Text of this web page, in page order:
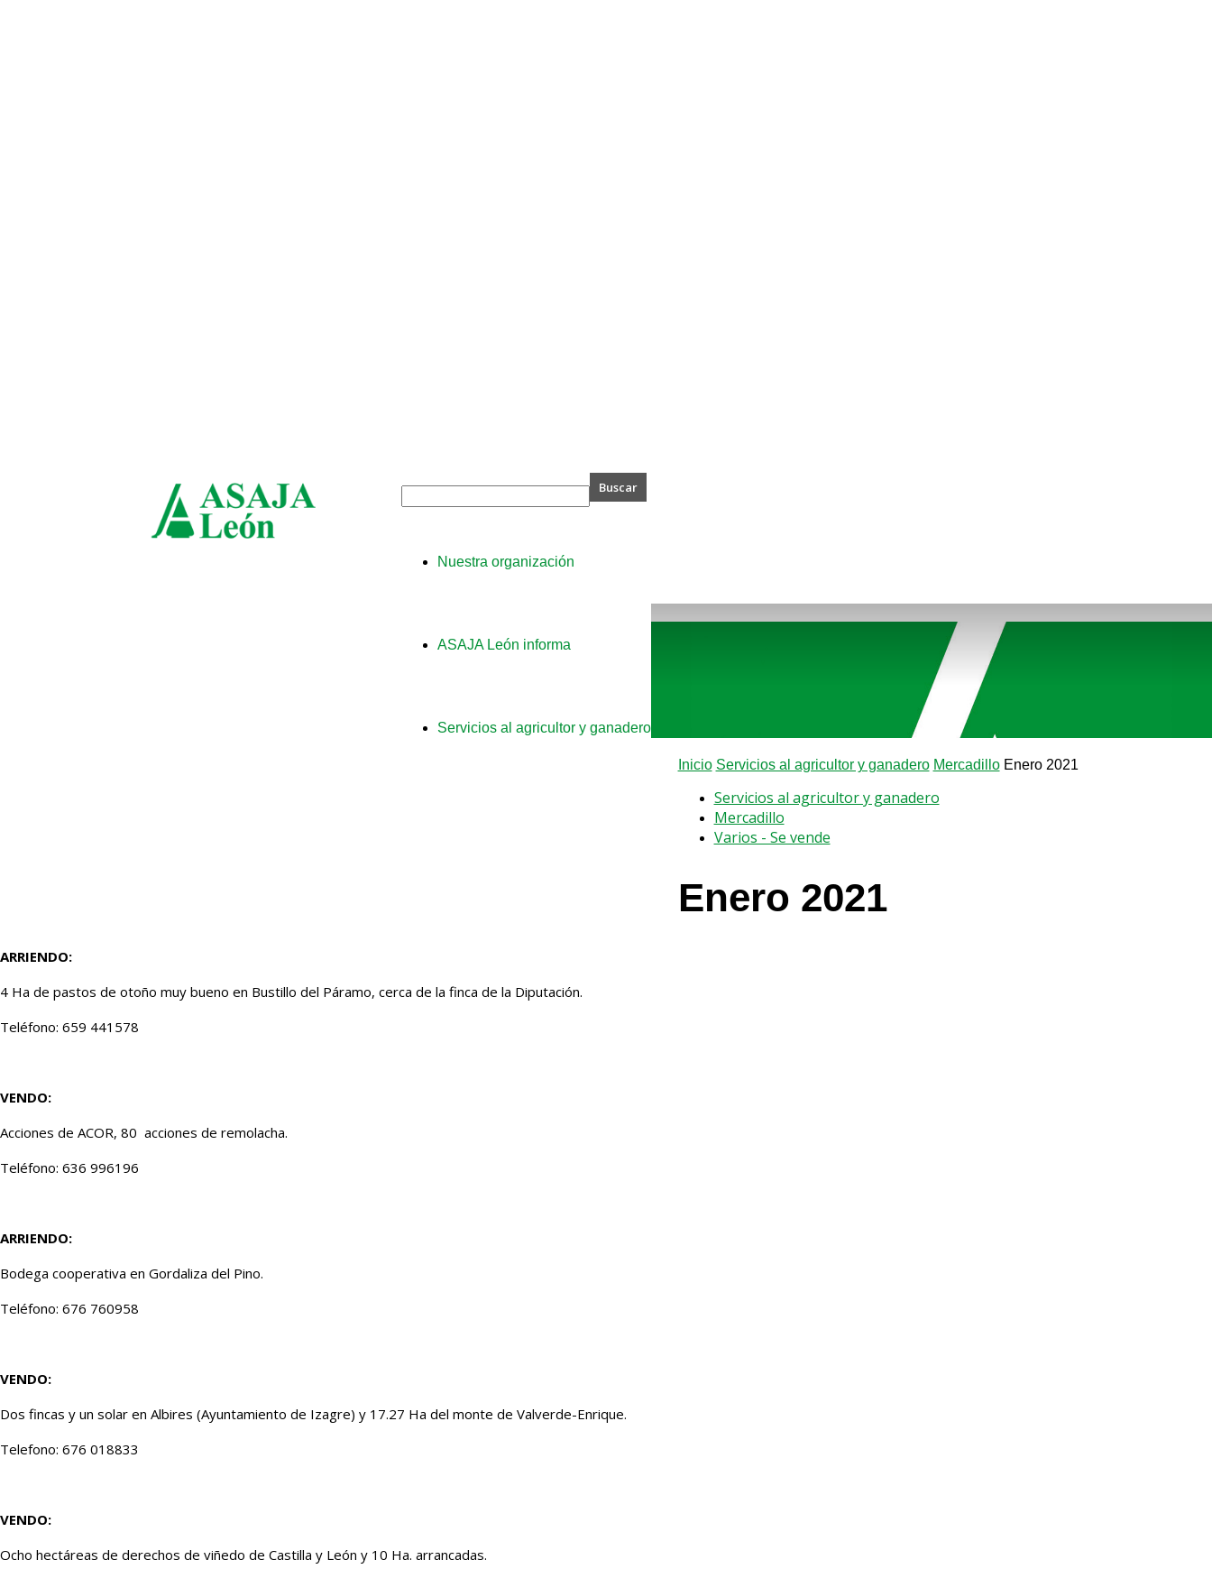
Nuestra organización
ASAJA León informa
Servicios al agricultor y ganadero
Inicio Servicios al agricultor y ganadero Mercadillo Enero 2021
Servicios al agricultor y ganadero
Mercadillo
Varios - Se vende
Enero 2021
ARRIENDO:
4 Ha de pastos de otoño muy bueno en Bustillo del Páramo, cerca de la finca de la Diputación.
Teléfono: 659 441578
VENDO:
Acciones de ACOR, 80 acciones de remolacha.
Teléfono: 636 996196
ARRIENDO:
Bodega cooperativa en Gordaliza del Pino.
Teléfono: 676 760958
VENDO:
Dos fincas y un solar en Albires (Ayuntamiento de Izagre) y 17.27 Ha del monte de Valverde-Enrique.
Telefono: 676 018833
VENDO:
Ocho hectáreas de derechos de viñedo de Castilla y León y 10 Ha. arrancadas.